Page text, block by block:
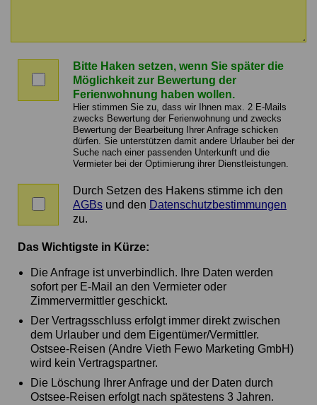
an
Vermittler
Haken
setzen,
wenn
später
Bewertung
haben
Bitte Haken setzen, wenn Sie später die
Möglichkeit zur Bewertung der
Ferienwohnung haben wollen.
Hier stimmen Sie zu, dass wir Ihnen max. 2 E-Mails
zwecks Bewertung der Ferienwohnung und zwecks
Bewertung der Bearbeitung Ihrer Anfrage schicken
dürfen. Sie unterstützen damit andere Urlauber bei der
Suche nach einer passenden Unterkunft und die
Vermieter bei der Optimierung ihrer Dienstleistungen.
Zustimmung
AGBs
und
Durch Setzen des Hakens stimme ich den
AGBs und den Datenschutzbestimmungen
zu.
Das Wichtigste in Kürze:
Die Anfrage ist unverbindlich. Ihre Daten werden
sofort per E-Mail an den Vermieter oder
Zimmervermittler geschickt.
Der Vertragsschluss erfolgt immer direkt zwischen
dem Urlauber und dem Eigentümer/Vermittler.
Ostsee-Reisen (Andre Vieth Fewo Marketing GmbH)
wird kein Vertragspartner.
Die Löschung Ihrer Anfrage und der Daten durch
Ostsee-Reisen erfolgt nach spätestens 3 Jahren.